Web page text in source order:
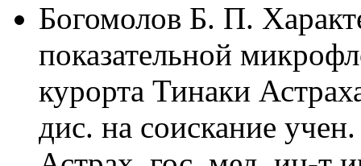
Богомолов Б. П.
показательной
курорта Тинаки
дис. на соискание